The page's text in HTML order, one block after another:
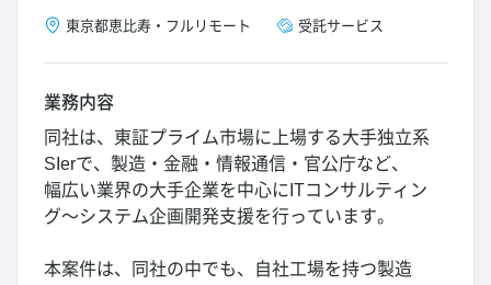
東京都恵比寿 ・ フルリモート 受託サービス
業務内容
同社は、東証プライム市場に上場する大手独立系
SIerで、製造・金融・情報通信・官公庁など、
幅広い業界の大手企業を中心にITコンサルティン
グ～システム企画開発支援を行っています。
本案件は、同社の中でも、自社工場を持つ製造